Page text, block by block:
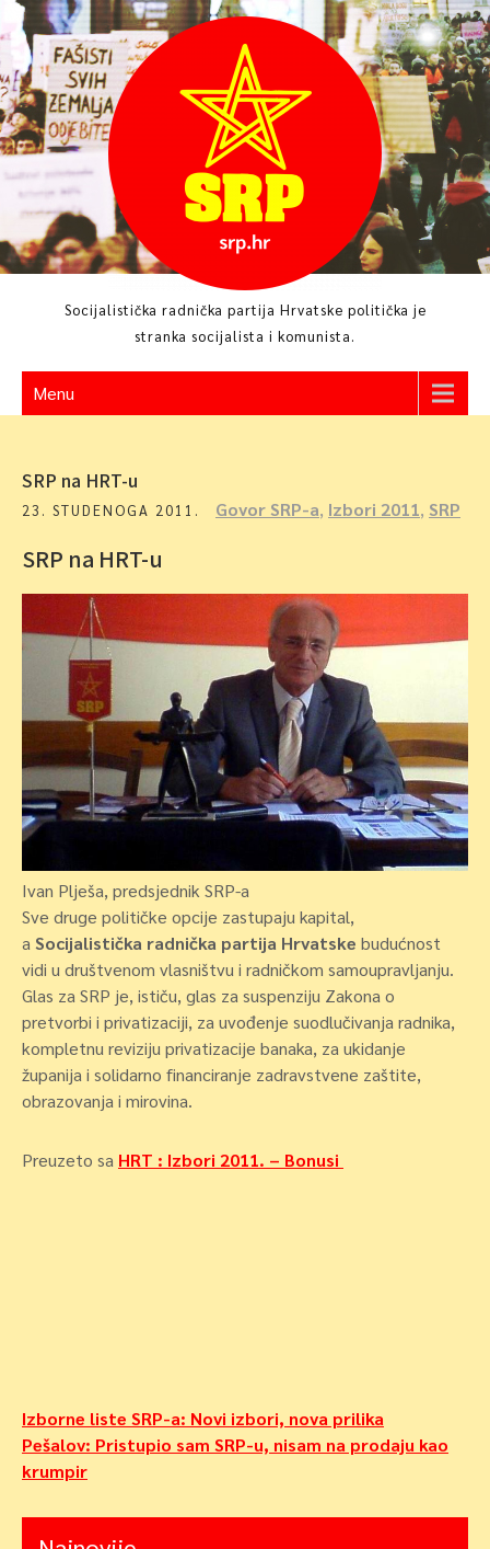
Skip
to
content
Socijalistička radnička partija Hrvatske politička je
stranka socijalista i komunista.
Menu
SRP na HRT-u
23. STUDENOGA 2011. Govor SRP-a, Izbori 2011, SRP
SRP na HRT-u
Ivan Plješa, predsjednik SRP-a
Sve druge političke opcije zastupaju kapital,
a Socijalistička radnička partija Hrvatske budućnost
vidi u društvenom vlasništvu i radničkom samoupravljanju.
Glas za SRP je, ističu, glas za suspenziju Zakona o
pretvorbi i privatizaciji, za uvođenje suodlučivanja radnika,
kompletnu reviziju privatizacije banaka, za ukidanje
županija i solidarno financiranje zadravstvene zaštite,
obrazovanja i mirovina.
Preuzeto sa HRT : Izbori 2011. – Bonusi
Navigacija
objava
Izborne liste SRP-a: Novi izbori, nova prilika
Pešalov: Pristupio sam SRP-u, nisam na prodaju kao
krumpir